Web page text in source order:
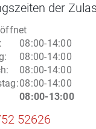
der
:
08:00-14:00
:
08:00-14:00
:
08:00-14:00
:08:00-14:00
08:00-13:00
52626